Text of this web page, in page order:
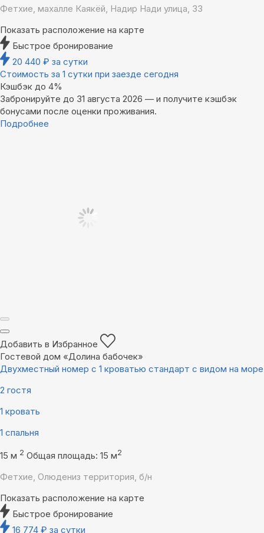
Фетхие, махалле Каякёй, Надир Нади улица, 33
Показать расположение на карте
Быстрое бронирование
20 440 ₽ за сутки
Стоимость за 1 сутки при заезде сегодня
Кэшбэк до 4%
Забронируйте до 31 августа 2026 — и получите кэшбэк
бонусами после оценки проживания.
Подробнее
Добавить в Избранное
Гостевой дом «Долина бабочек»
Двухместный номер с 1 кроватью стандарт с видом на море
2 гостя
1 кровать
1 спальня
15 м 2 Общая площадь: 15 м2
Фетхие, Олюдениз территория, б/н
Показать расположение на карте
Быстрое бронирование
16 774 ₽ за сутки